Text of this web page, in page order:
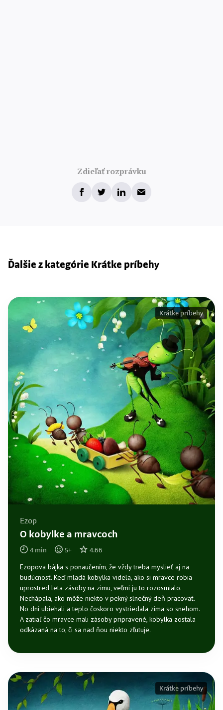
Zdieľať rozprávku
Ďalšie z kategórie Krátke príbehy
Ezop
O kobylke a mravcoch
4min 5+ 4.66
Ezopova bájka s ponaučením, že vždy treba myslieť aj na
budúcnosť. Keď mladá kobylka videla, ako si mravce robia
uprostred leta zásoby na zimu, veľmi ju to rozosmialo.
Nechápala, ako môže niekto v pekný slnečný deň pracovať.
No dni ubiehali a teplo čoskoro vystriedala zima so snehom.
A zatiaľ čo mravce mali zásoby pripravené, kobylka zostala
odkázaná na to, či sa nad ňou niekto zľutuje.
Krátke príbehy
Krátke príbehy